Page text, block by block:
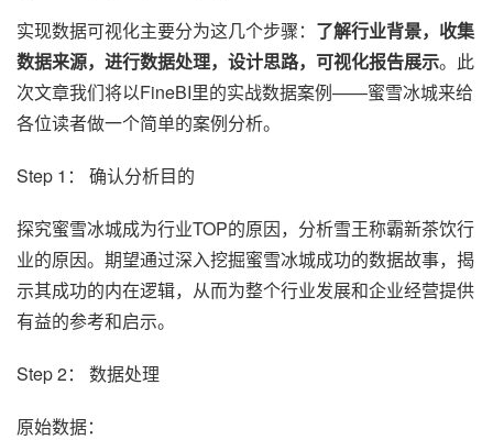
实现数据可视化主要分为这几个步骤： 了解行业背景，收集
数据来源，进行数据处理，设计思路，可视化报告展示。此
次文章我们将以FineBI里的实战数据案例——蜜雪冰城来给
各位读者做一个简单的案例分析。
Step 1： 确认分析目的
探究蜜雪冰城成为行业TOP的原因，分析雪王称霸新茶饮行
业的原因。期望通过深入挖掘蜜雪冰城成功的数据故事，揭
示其成功的内在逻辑，从而为整个行业发展和企业经营提供
有益的参考和启示。
Step 2： 数据处理
原始数据：